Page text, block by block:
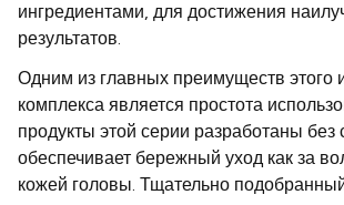
ингредиентами, для достижения
результатов.
Одним из главных преимуществ этого
комплекса является простота
продукты этой серии разработаны без
обеспечивает бережный уход как за
кожей головы. Тщательно